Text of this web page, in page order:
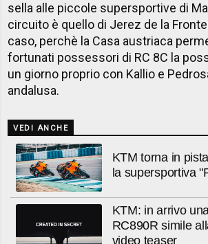
sella alle piccole supersportive di
circuito è quello di Jerez de la
caso, perchè la Casa austriaca
fortunati possessori di RC 8C la
un giorno proprio con Kallio e
andalusa.
VEDI ANCHE
KTM torna in
la supersportiva
KTM: in arrivo
RC890R simile
video teaser